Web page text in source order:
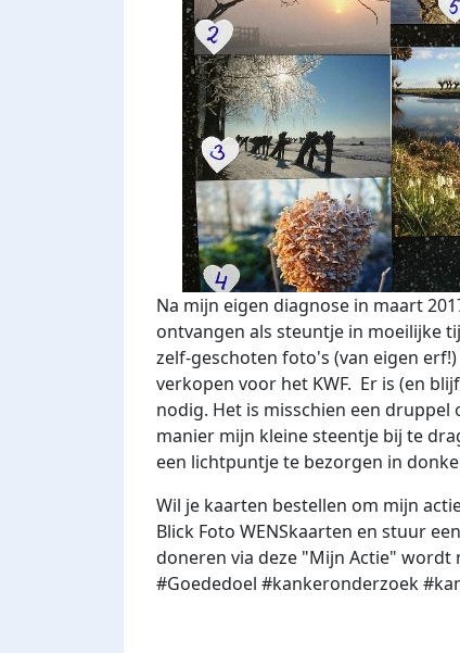
Na mijn eigen diagnose in maart
ontvangen als steuntje in moeilijke
zelf-geschoten foto's (van eigen
verkopen voor het KWF. Er is (en
nodig. Het is misschien een
manier mijn kleine steentje bij te
een lichtpuntje te bezorgen in
Wil je kaarten bestellen om mijn
Blick Foto WENSkaarten en stuur
doneren via deze "Mijn Actie"
#Goededoel #kankeronderzoek